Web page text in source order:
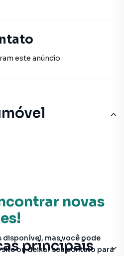
novas
disponível, mas você pode
ou deixar seu contato para
principais
este anúncio